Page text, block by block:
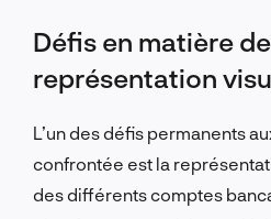
Défis en matière de
représentation
L’un des défis permanents
confrontée est la
des différents comptes